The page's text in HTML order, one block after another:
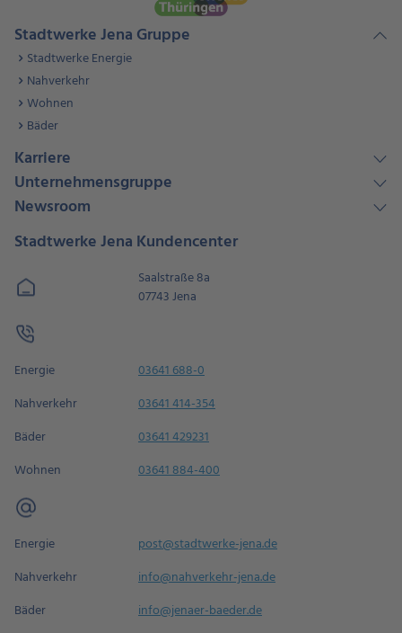
Stadtwerke Jena Gruppe
Stadtwerke Energie
Nahverkehr
Wohnen
Bäder
Karriere
Unternehmensgruppe
Newsroom
Stadtwerke Jena Kundencenter
Saalstraße 8a
07743 Jena
Energie
03641 688-0
Nahverkehr
03641 414-354
Bäder
03641 429231
Wohnen
03641 884-400
Energie
post@stadtwerke-jena.de
Nahverkehr
info@nahverkehr-jena.de
Bäder
info@jenaer-baeder.de